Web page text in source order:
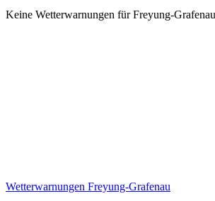
Keine Wetterwarnungen für Freyung-Grafenau
Wetterwarnungen Freyung-Grafenau